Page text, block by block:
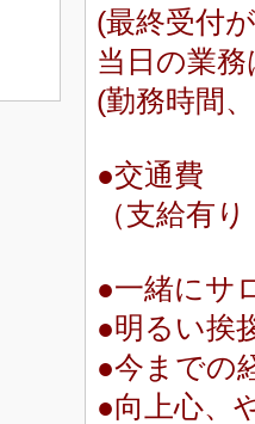
(最終受付
当日の業
(勤務時間
●交通費
（支給有
●一緒にサ
●明るい挨
●今までの
●向上心、